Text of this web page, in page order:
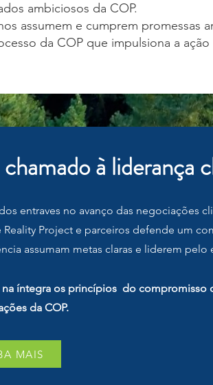
ambiciosos da COP.
assumem e cumprem promessas
da COP que impulsiona a ação
à liderança
entraves no avanço das negociações
Reality Project e parceiros defende um
assumam metas claras e liderem pelo
íntegra os princípios do compromisso
da COP.
MAIS